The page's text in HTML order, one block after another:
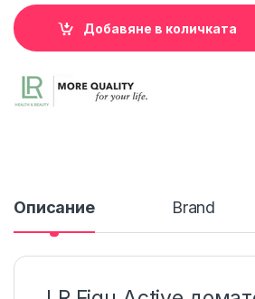
Добавяне в количката
Описание Brand